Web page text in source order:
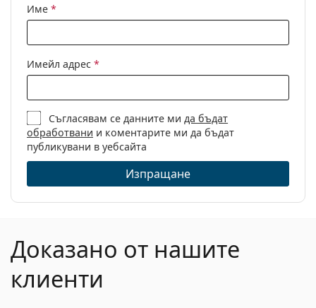
Име *
Имейл адрес *
Съгласявам се данните ми да бъдат
обработвани и коментарите ми да бъдат
публикувани в уебсайта
Изпращане
Доказано от нашите
клиенти